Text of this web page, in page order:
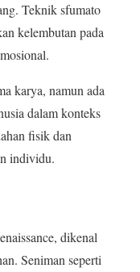
Teknik sfumato
kelembutan pada
karya, namun ada
dalam konteks
fisik dan
individu.
dikenal
Seniman seperti